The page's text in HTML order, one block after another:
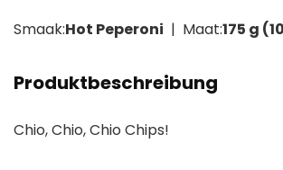
Smaak:Hot Peperoni | Maat:175 g
Produktbeschreibung
Chio, Chio, Chio Chips!